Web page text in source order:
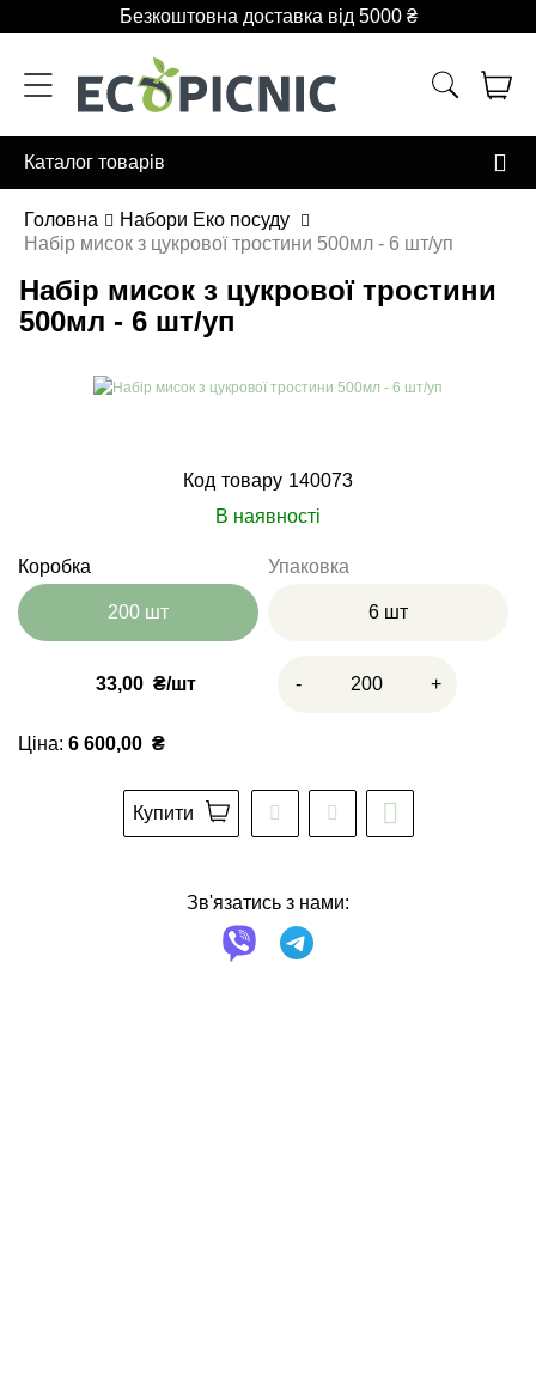
Безкоштовна доставка від 5000 ₴
Каталог товарів
Головна
Набори Еко посуду
Набір мисок з цукрової тростини 500мл - 6 шт/уп
Набір мисок з цукрової тростини
500мл - 6 шт/уп
Код товару 140073
В наявності
Коробка
200 шт
Упаковка
6 шт
33,00 ₴ - +
Ціна: 6 600,00 ₴
Купити
Зв'язатись з нами: